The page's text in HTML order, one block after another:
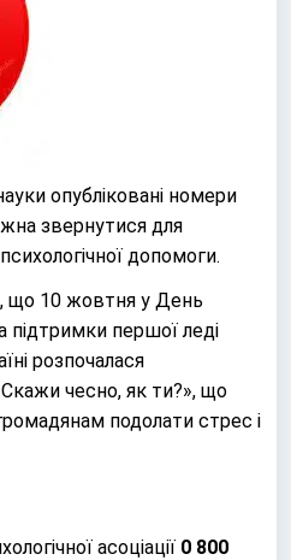
опубліковані номери
звернутися для
допомоги.
що 10 жовтня у День
підтримки першої леді
розпочалася
чесно, як ти?», що
подолати стрес і
асоціації 0 800